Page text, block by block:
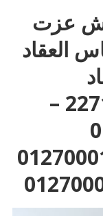
مدينة نصر : 35 ش عزت
العقاد
التليفونات : 22717747 –